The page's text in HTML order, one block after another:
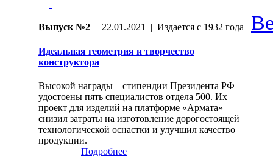
Выпуск №2 | 22.01.2021 | Издается с 1932 года
Идеальная геометрия и творчество
конструктора
Высокой награды – стипендии Президента РФ –
удостоены пять специалистов отдела 500. Их
проект для изделий на платформе «Армата»
снизил затраты на изготовление дорогостоящей
технологической оснастки и улучшил качество
продукции.
Подробнее